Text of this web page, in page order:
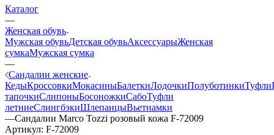
Каталог
—
Женская обувь
Мужская обувьДетская обувьАксессуарыЖенская
сумкаМужская сумка
—
Сандалии женские
КедыКроссовкиМокасиныБалеткиЛодочкиПолуботинкиТуфли
тапочкиСлипоныБосоножкиСабоТуфли
летниеСлингбэкиШлепанцыВьетнамки
—Сандалии Marco Tozzi розовый кожа F-72009
Артикул: F-72009